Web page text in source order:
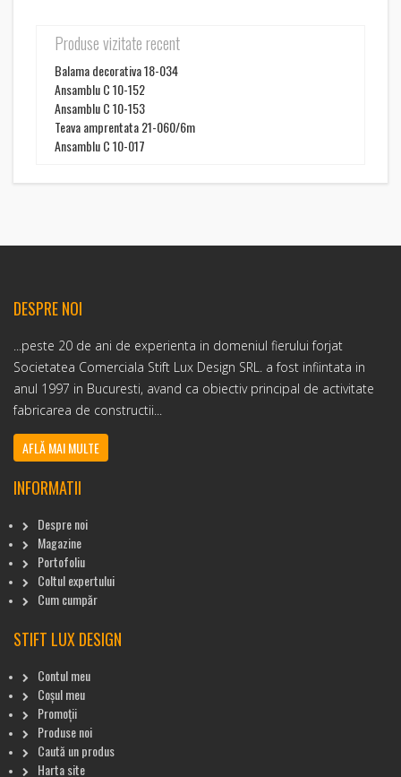
Produse vizitate recent
Balama decorativa 18-034
Ansamblu C 10-152
Ansamblu C 10-153
Teava amprentata 21-060/6m
Ansamblu C 10-017
DESPRE NOI
...peste 20 de ani de experienta in domeniul fierului forjat
Societatea Comerciala Stift Lux Design SRL. a fost infiintata in
anul 1997 in Bucuresti, avand ca obiectiv principal de activitate
fabricarea de constructii...
AFLĂ MAI MULTE
INFORMATII
Despre noi
Magazine
Portofoliu
Coltul expertului
Cum cumpăr
STIFT LUX DESIGN
Contul meu
Coșul meu
Promoții
Produse noi
Caută un produs
Harta site